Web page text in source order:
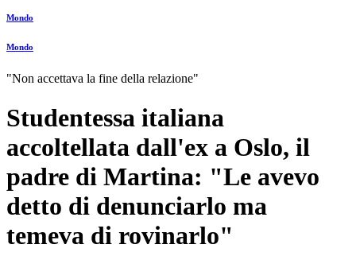
Mondo
Mondo
"Non accettava la fine della relazione"
Studentessa italiana
accoltellata dall'ex a Oslo, il
padre di Martina: "Le avevo
detto di denunciarlo ma
temeva di rovinarlo"